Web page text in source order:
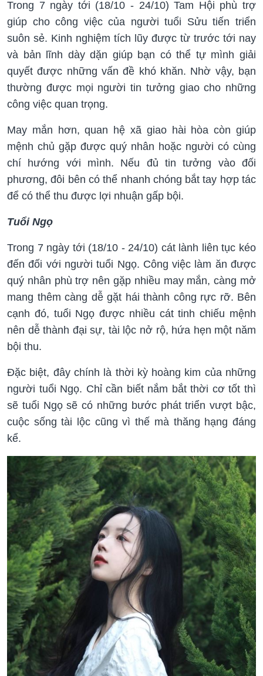
Trong 7 ngày tới (18/10 - 24/10) Tam Hội phù trợ
giúp cho công việc của người tuổi Sửu tiến triển
suôn sẻ. Kinh nghiệm tích lũy được từ trước tới nay
và bản lĩnh dày dặn giúp bạn có thể tự mình giải
quyết được những vấn đề khó khăn. Nhờ vậy, bạn
thường được mọi người tin tưởng giao cho những
công việc quan trọng.
May mắn hơn, quan hệ xã giao hài hòa còn giúp
mệnh chủ gặp được quý nhân hoặc người có cùng
chí hướng với mình. Nếu đủ tin tưởng vào đối
phương, đôi bên có thể nhanh chóng bắt tay hợp tác
để có thể thu được lợi nhuận gấp bội.
Tuổi Ngọ
Trong 7 ngày tới (18/10 - 24/10) cát lành liên tục kéo
đến đối với người tuổi Ngọ. Công việc làm ăn được
quý nhân phù trợ nên gặp nhiều may mắn, càng mở
mang thêm càng dễ gặt hái thành công rực rỡ. Bên
cạnh đó, tuổi Ngọ được nhiều cát tinh chiếu mệnh
nên dễ thành đại sự, tài lộc nở rộ, hứa hẹn một năm
bội thu.
Đặc biệt, đây chính là thời kỳ hoàng kim của những
người tuổi Ngọ. Chỉ cần biết nắm bắt thời cơ tốt thì
sẽ tuổi Ngọ sẽ có những bước phát triển vượt bậc,
cuộc sống tài lộc cũng vì thế mà thăng hạng đáng
kể.